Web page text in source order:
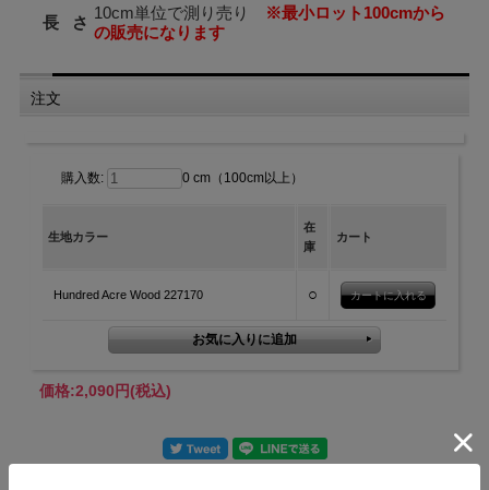
長 さ
10cm単位で測り売り
※最小ロット100cmから
の販売になります
注文
購入数: 0 cm（100cm以上）
生地カラー
在
庫
カート
Hundred Acre Wood 227170 ○
価格:2,090円(税込)